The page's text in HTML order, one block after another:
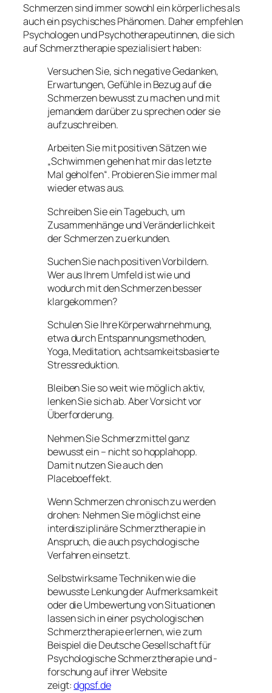
Schmerzen sind immer sowohl ein körperliches als
auch ein psychisches Phänomen. Daher empfehlen
Psychologen und Psychotherapeutinnen, die sich
auf Schmerztherapie spezialisiert haben:
Versuchen Sie, sich negative Gedanken,
Erwartungen, Gefühle in Bezug auf die
Schmerzen bewusst zu machen und mit
jemandem darüber zu sprechen oder sie
aufzuschreiben.
Arbeiten Sie mit positiven Sätzen wie
„Schwimmen gehen hat mir das letzte
Mal geholfen“. Probieren Sie immer mal
wieder etwas aus.
Schreiben Sie ein Tagebuch, um
Zusammenhänge und Veränderlichkeit
der Schmerzen zu erkunden.
Suchen Sie nach positiven Vorbildern.
Wer aus Ihrem Umfeld ist wie und
wodurch mit den Schmerzen besser
klargekommen?
Schulen Sie Ihre Körperwahrnehmung,
etwa durch Entspannungsmethoden,
Yoga, Meditation, achtsamkeitsbasierte
Stressreduktion.
Bleiben Sie so weit wie möglich aktiv,
lenken Sie sich ab. Aber Vorsicht vor
Überforderung.
Nehmen Sie Schmerzmittel ganz
bewusst ein – nicht so hopplahopp.
Damit nutzen Sie auch den
Placeboeffekt.
Wenn Schmerzen chronisch zu werden
drohen: Nehmen Sie möglichst eine
interdisziplinäre Schmerztherapie in
Anspruch, die auch psychologische
Verfahren einsetzt.
Selbstwirksame Techniken wie die
bewusste Lenkung der Aufmerksamkeit
oder die Umbewertung von Situationen
lassen sich in einer psychologischen
Schmerztherapie erlernen, wie zum
Beispiel die Deutsche Gesellschaft für
Psychologische Schmerztherapie und -
forschung auf ihrer Website
zeigt:dgpsf.de